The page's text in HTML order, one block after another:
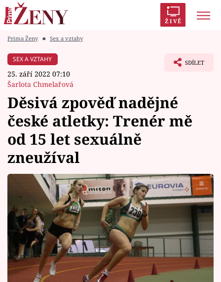
ŽIVĚ
Módní alarm
Témata
Celebrity
Vztahy
Seriály
Horoskopy
Sledujte prima+
Filmový festival Karlovy Vary
Prima Ženy ■ Sex a vztahy
SEX A VZTAHY
25. září 2022 07:10
Šarlota Chmelařová
SDÍLET
Děsivá zpověď nadějné
české atletky: Trenér mě
od 15 let sexuálně
zneužíval